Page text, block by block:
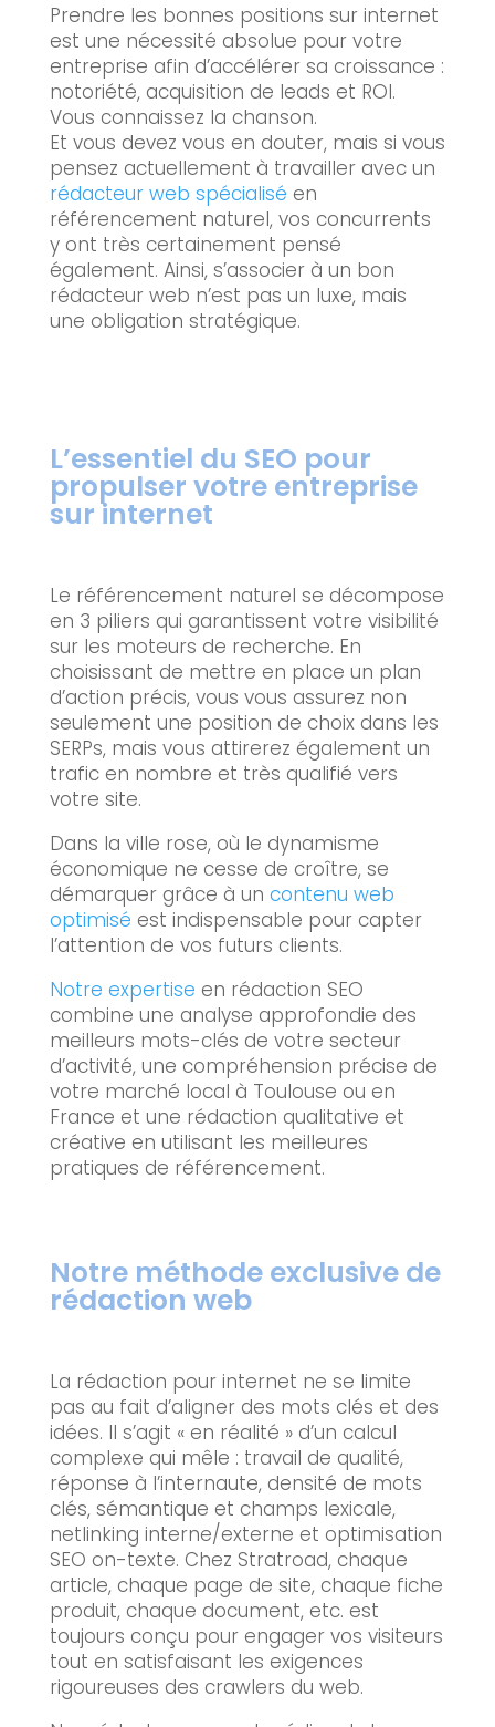
Prendre les bonnes positions sur internet
est une nécessité absolue pour votre
entreprise afin d’accélérer sa croissance :
notoriété, acquisition de leads et ROI.
Vous connaissez la chanson.
Et vous devez vous en douter, mais si vous
pensez actuellement à travailler avec un
rédacteur web spécialisé en
référencement naturel, vos concurrents
y ont très certainement pensé
également. Ainsi, s’associer à un bon
rédacteur web n’est pas un luxe, mais
une obligation stratégique.
L’essentiel du SEO pour
propulser votre entreprise
sur internet
Le référencement naturel se décompose
en 3 piliers qui garantissent votre visibilité
sur les moteurs de recherche. En
choisissant de mettre en place un plan
d’action précis, vous vous assurez non
seulement une position de choix dans les
SERPs, mais vous attirerez également un
trafic en nombre et très qualifié vers
votre site.
Dans la ville rose, où le dynamisme
économique ne cesse de croître, se
démarquer grâce à un contenu web
optimisé est indispensable pour capter
l’attention de vos futurs clients.
Notre expertise en rédaction SEO
combine une analyse approfondie des
meilleurs mots-clés de votre secteur
d’activité, une compréhension précise de
votre marché local à Toulouse ou en
France et une rédaction qualitative et
créative en utilisant les meilleures
pratiques de référencement.
Notre méthode exclusive de
rédaction web
La rédaction pour internet ne se limite
pas au fait d’aligner des mots clés et des
idées. Il s’agit « en réalité » d’un calcul
complexe qui mêle : travail de qualité,
réponse à l’internaute, densité de mots
clés, sémantique et champs lexicale,
netlinking interne/externe et optimisation
SEO on-texte. Chez Stratroad, chaque
article, chaque page de site, chaque fiche
produit, chaque document, etc. est
toujours conçu pour engager vos visiteurs
tout en satisfaisant les exigences
rigoureuses des crawlers du web.